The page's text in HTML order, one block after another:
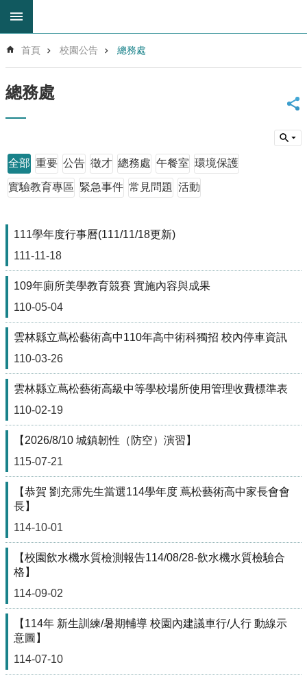
跳到主要內容區塊
階
搜
首
網
站
導
覽
林
教
育
網
校
網
登
平
校
公
主
選
單
認
識
本
校
行
政
單
位
首頁 校園公告 總務處
總務處
全部 重要 公告 徵才 總務處 午餐室 環境保護
實驗教育專區 緊急事件 常見問題 活動
111學年度行事曆(111/11/18更新)
111-11-18
109年廁所美學教育競賽 實施內容與成果
110-05-04
雲林縣立蔦松藝術高中110年高中術科獨招 校內停車資訊
110-03-26
雲林縣立蔦松藝術高級中等學校場所使用管理收費標準表
110-02-19
【2026/8/10 城鎮韌性（防空）演習】
115-07-21
【恭賀 劉充霈先生當選114學年度 蔦松藝術高中家長會會
長】
114-10-01
【校園飲水機水質檢測報告114/08/28-飲水機水質檢驗合
格】
114-09-02
【114年 新生訓練/暑期輔導 校園內建議車行/人行 動線示
意圖】
114-07-10